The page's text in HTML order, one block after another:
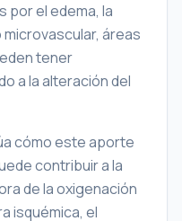
el edema, la
microvascular, áreas
tener
a la alteración del
cómo este aporte
contribuir a la
de la oxigenación
isquémica, el